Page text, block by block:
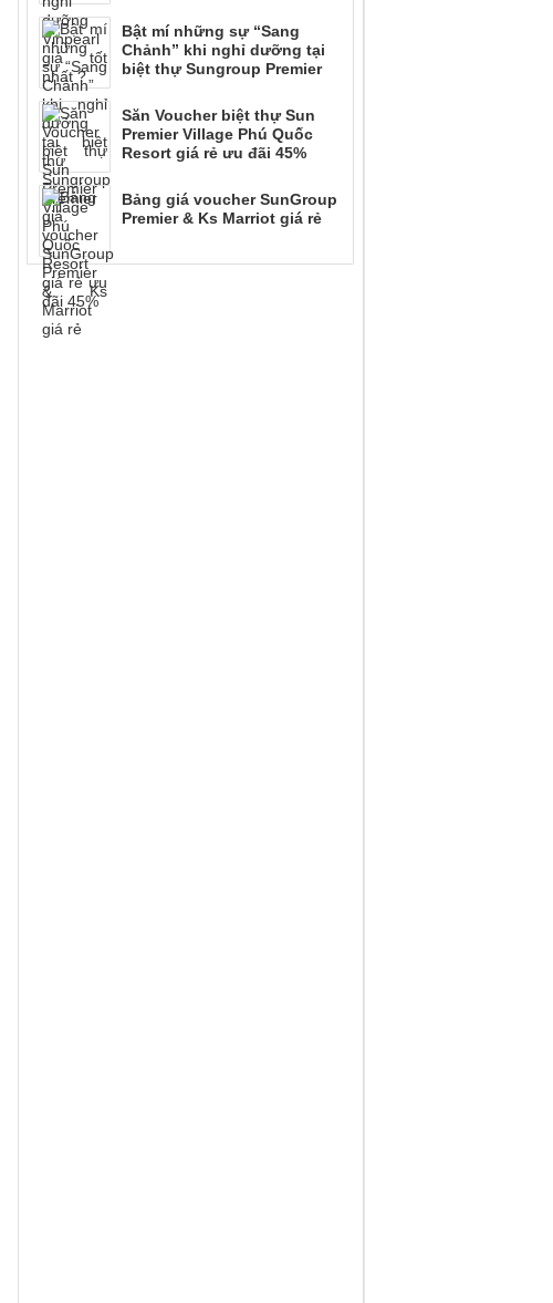
Bật mí những sự “Sang
Chảnh” khi nghỉ dưỡng tại
biệt thự Sungroup Premier
Săn Voucher biệt thự Sun
Premier Village Phú Quốc
Resort giá rẻ ưu đãi 45%
Bảng giá voucher SunGroup
Premier & Ks Marriot giá rẻ